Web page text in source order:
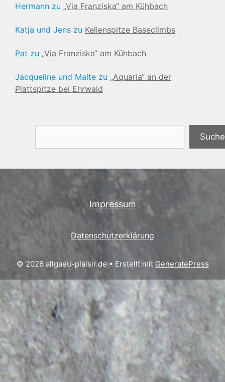
Hermann zu „Via Franziska“ am Kühbach
Katja und Jens zu Kellenspitze Baseclimbs
Pat zu „Via Franziska“ am Kühbach
Jacqueline und Malte zu „Aquaria“ an der
Plattspitze bei Ehrwald
Impressum
Datenschutzerklärung
© 2026 allgaeu-plaisir.de• Erstellt mit GeneratePress